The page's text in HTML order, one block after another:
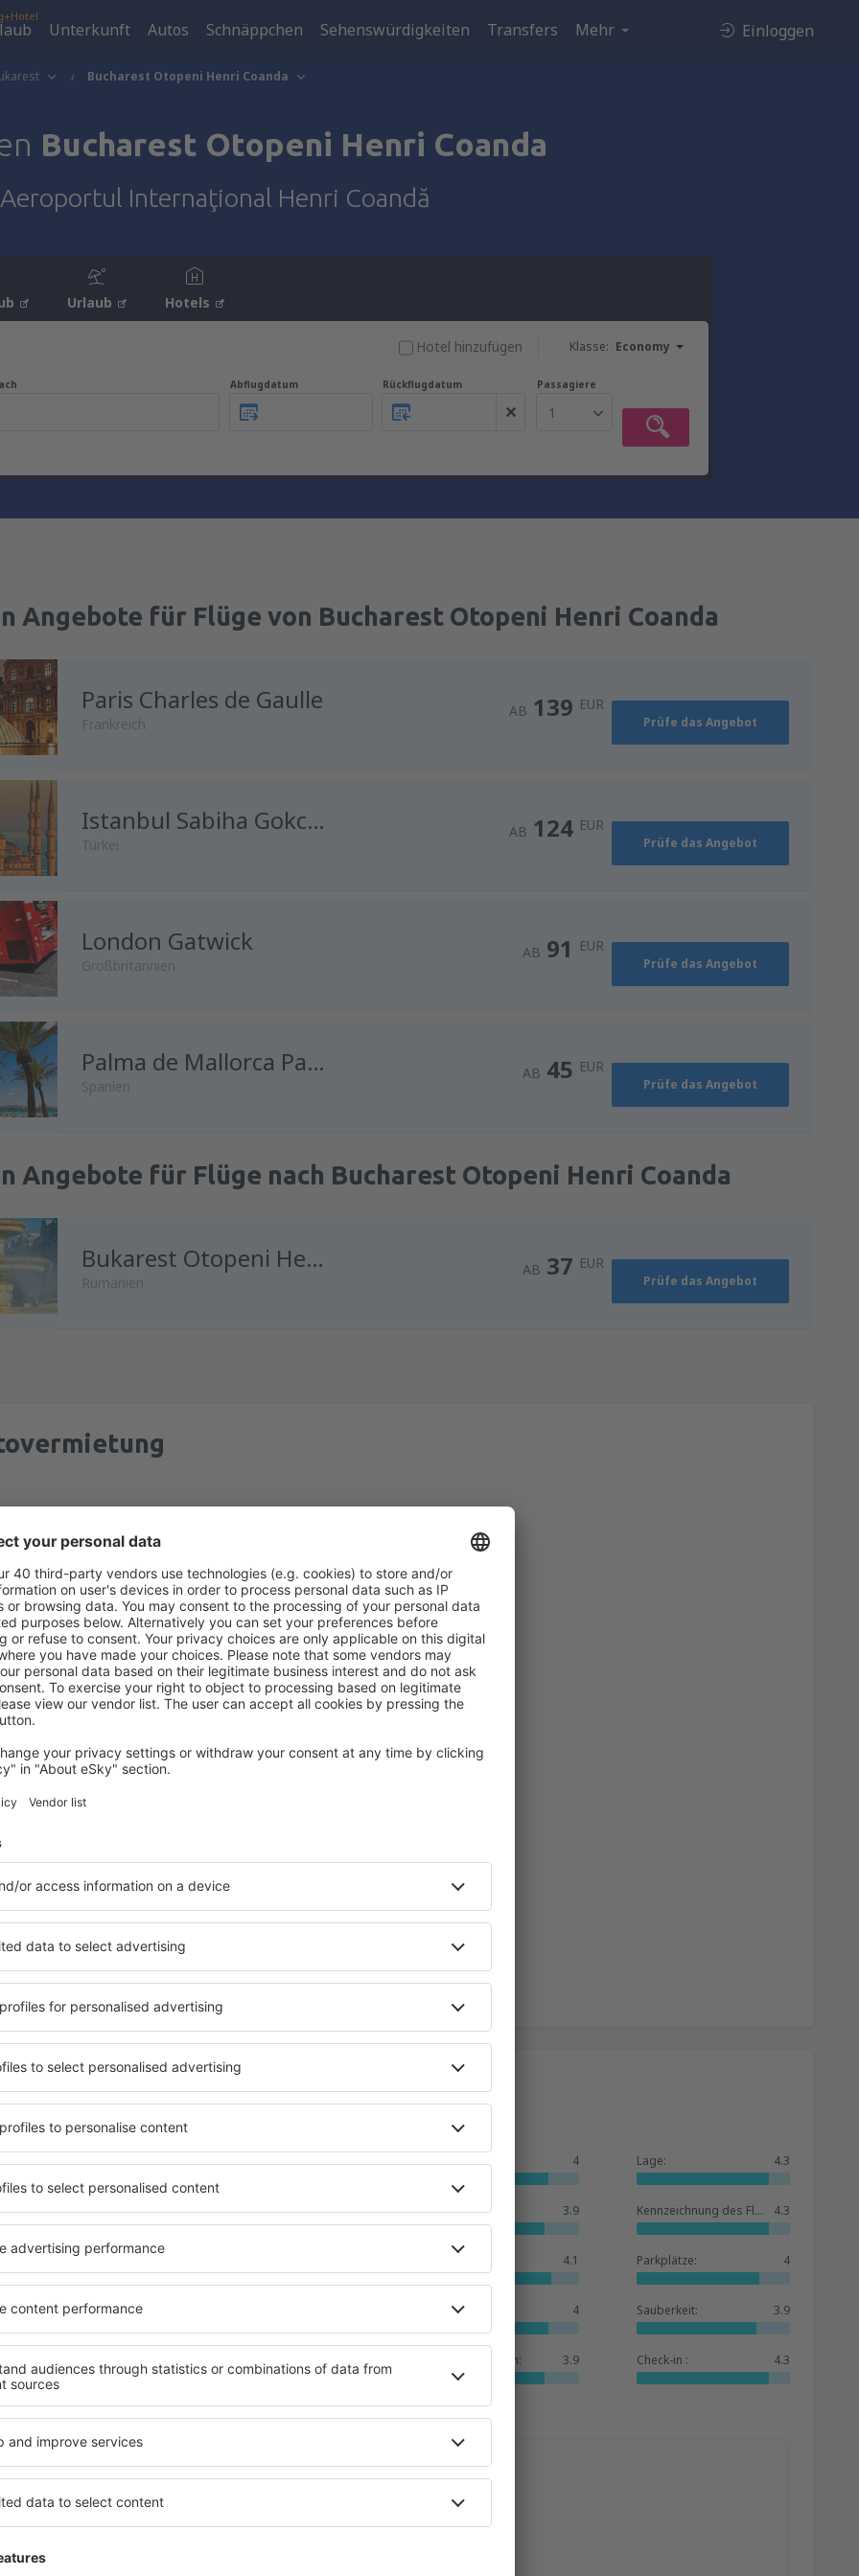
Unterkunft Autos Schnäppchen Sehenswürdigkeiten Transfers Mehr Einloggen
Bucharest Otopeni Henri Coanda
Bucharest Otopeni Henri Coanda
Aeroportul Internaţional Henri Coandă
Urlaub Hotels
Klasse: Economy
Hotel hinzufügen
Abflugdatum Rückflugdatum Passagiere
1
Angebote für Flüge von Bucharest Otopeni Henri Coanda
Paris Charles de Gaulle
Frankreich
AB 139 EUR
Prüfe das Angebot
Istanbul Sabiha Gokcen
Türkei
AB 124 EUR
Prüfe das Angebot
London Gatwick
Großbritannien
AB 91 EUR
Prüfe das Angebot
Palma de Mallorca Palma de Mallorca Airport
Spanien
AB 45 EUR
Prüfe das Angebot
Angebote für Flüge nach Bucharest Otopeni Henri Coanda
Bukarest Otopeni Henri Coanda
Rumänien
AB 37 EUR
Prüfe das Angebot
Bucharest Otopeni
auf der Grundlage von
der
Nutzer
Allgemein: 4 Lage: 4.3
Warteraum: 3.9 Kennzeichnung des Flughafens: 4.3
4.1 Parkplätze: 4
Hotelbasis: 4 Sauberkeit: 3.9
Dienstleistungen: 3.9 Check-in : 4.3
4.1
Sehr schön